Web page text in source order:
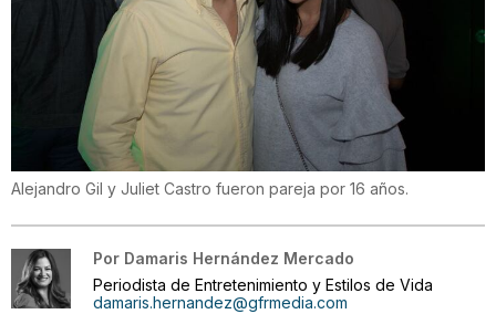
Alejandro Gil y Juliet Castro fueron pareja por 16 años.
Por Damaris Hernández Mercado
Periodista de Entretenimiento y Estilos de Vida
damaris.hernandez@gfrmedia.com